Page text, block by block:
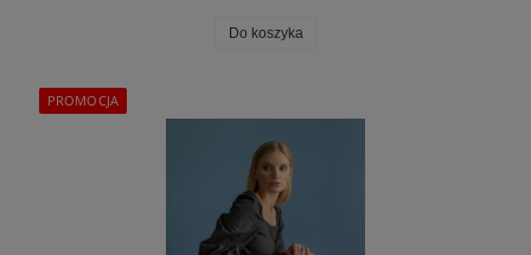
Do koszyka
PROMOCJA